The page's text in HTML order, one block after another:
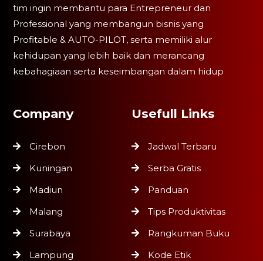
tim ingin membantu para Entrepreneur dan
Professional yang membangun bisnis yang
Profitable & AUTO-PILOT, serta memiliki alur
kehidupan yang lebih baik dan merancang
kebahagiaan serta keseimbangan dalam hidup
Company
Cirebon
Kuningan
Madiun
Malang
Surabaya
Lampung
Usefull Links
Jadwal Terbaru
Serba Gratis
Panduan
Tips Produktivitas
Rangkuman Buku
Kode Etik